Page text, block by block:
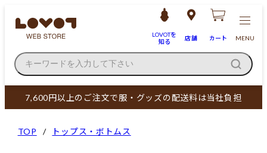
LOVOTを
知る
店舗 カート MENU
キーワードを入力して下さい
7,600円以上のご注文で服・グッズの配送料は当社負担
TOP トップス・ボトムス